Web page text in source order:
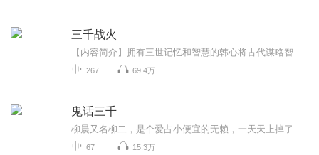
三千战火
267 69.4万
鬼话三千
67 15.3万